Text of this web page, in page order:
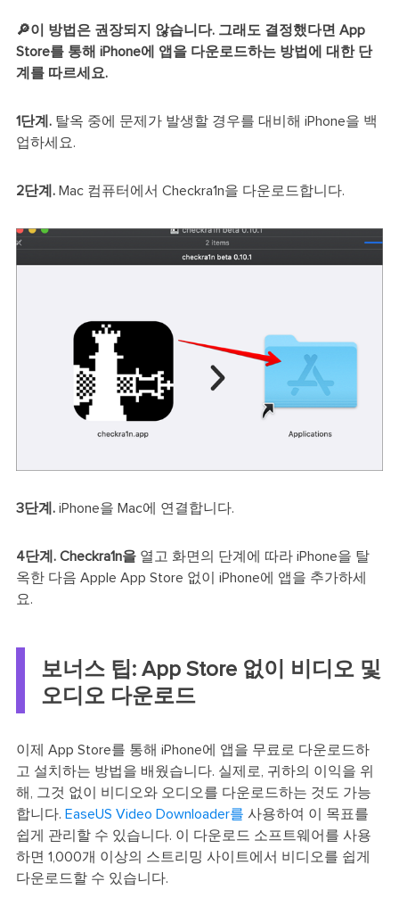
🔎이 방법은 권장되지 않습니다. 그래도 결정했다면 App
Store를 통해 iPhone에 앱을 다운로드하는 방법에 대한 단
계를 따르세요.
1단계.탈옥 중에 문제가 발생할 경우를 대비해 iPhone을 백
업하세요.
2단계.Mac 컴퓨터에서 Checkra1n을 다운로드합니다.
3단계.iPhone을 Mac에 연결합니다.
4단계. Checkra1n을열고 화면의 단계에 따라 iPhone을 탈
옥한 다음 Apple App Store 없이 iPhone에 앱을 추가하세
요.
보너스 팁: App Store 없이 비디오 및
오디오 다운로드
이제 App Store를 통해 iPhone에 앱을 무료로 다운로드하
고 설치하는 방법을 배웠습니다. 실제로, 귀하의 이익을 위
해, 그것 없이 비디오와 오디오를 다운로드하는 것도 가능
합니다. EaseUS Video Downloader를 사용하여 이 목표를
쉽게 관리할 수 있습니다. 이 다운로드 소프트웨어를 사용
하면 1,000개 이상의 스트리밍 사이트에서 비디오를 쉽게
다운로드할 수 있습니다.